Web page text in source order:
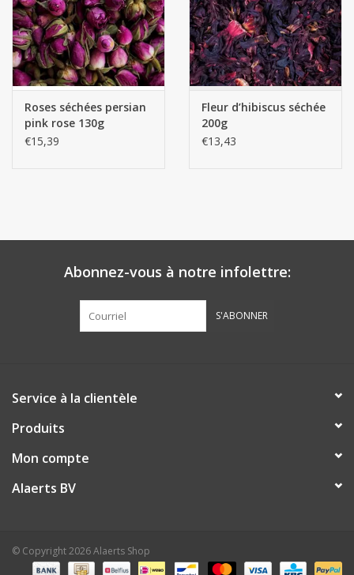
Roses séchées persian
pink rose 130g
€15,39
Fleur d’hibiscus séchée
200g
€13,43
Abonnez-vous à notre infolettre:
S'ABONNER
Service à la clientèle
Produits
Mon compte
Alaerts BV
© Copyright 2026 Alaerts Shop